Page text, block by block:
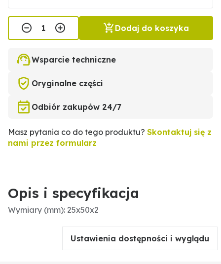
Dodaj do koszyka
Wsparcie techniczne
Oryginalne części
Odbiór zakupów 24/7
Masz pytania co do tego produktu? Skontaktuj się z
nami przez formularz
Opis i specyfikacja
Wymiary (mm): 25x50x2
Ustawienia dostępności i wyglądu